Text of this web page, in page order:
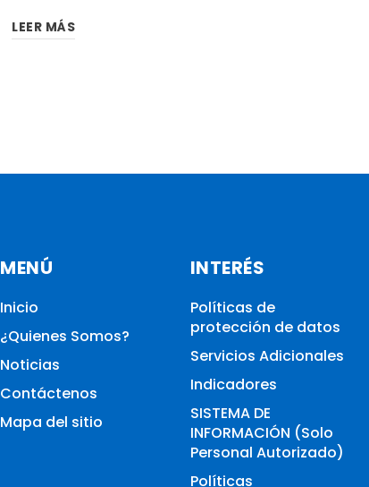
LEER MÁS
MENÚ
Inicio
¿Quienes Somos?
Noticias
Contáctenos
Mapa del sitio
INTERÉS
Políticas de
protección de datos
Servicios Adicionales
Indicadores
SISTEMA DE
INFORMACIÓN (Solo
Personal Autorizado)
Políticas